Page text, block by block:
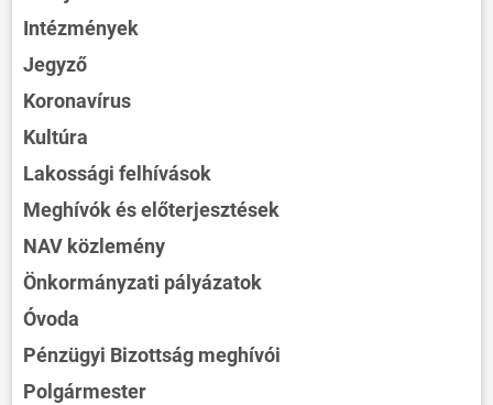
Intézmények
Jegyző
Koronavírus
Kultúra
Lakossági felhívások
Meghívók és előterjesztések
NAV közlemény
Önkormányzati pályázatok
Óvoda
Pénzügyi Bizottság meghívói
Polgármester